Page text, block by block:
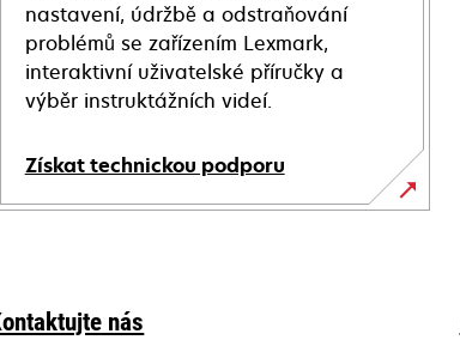
nastavení, údržbě a odstraňování
problémů se zařízením Lexmark,
interaktivní uživatelské příručky a
výběr instruktážních videí.
Získat technickou podporu
nás